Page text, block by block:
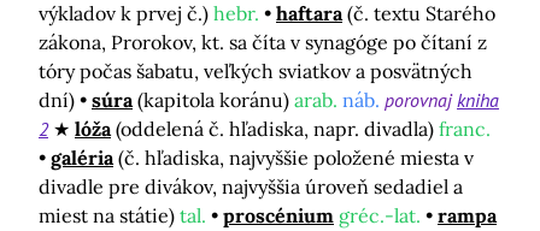
výkladov k prvej č.) hebr. haftara (č. textu Starého
zákona, Prorokov, kt. sa číta v synagóge po čítaní z
tóry počas šabatu, veľkých sviatkov a posvätných
dní)
súra (kapitola koránu) arab. náb. porovnajkniha
2
lóža (oddelená č. hľadiska, napr. divadla) franc.
galéria (č. hľadiska, najvyššie položené miesta v
divadle pre divákov, najvyššia úroveň sedadiel a
miest na státie) tal. proscénium gréc.-lat.
rampa